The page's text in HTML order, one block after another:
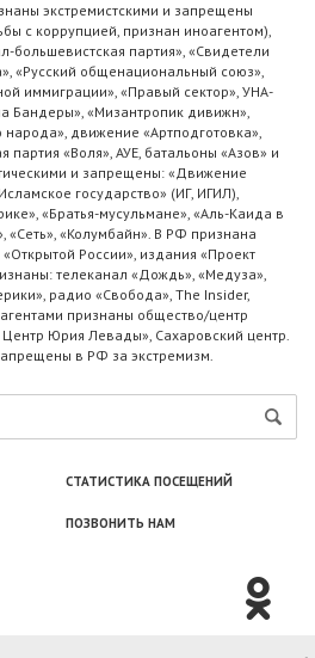
экстремистскими и запрещены
с коррупцией, признан иноагентом),
большевистская партия», «Свидетели
«Русский общенациональный союз»,
иммиграции», «Правый сектор», УНА-
Бандеры», «Мизантропик дивижн»,
движение «Артподготовка»,
партия «Воля», АУЕ, батальоны «Азов» и
и запрещены: «Движение
государство» (ИГ, ИГИЛ),
«Братья-мусульмане», «Аль-Каида в
«Сеть», «Колумбайн». В РФ признана
России», издания «Проект
телеканал «Дождь», «Медуза»,
радио «Свобода», The Insider,
признаны общество/центр
Юрия Левады», Сахаровский центр.
в РФ за экстремизм.
СТАТИСТИКА ПОСЕЩЕНИЙ
ПОЗВОНИТЬ НАМ